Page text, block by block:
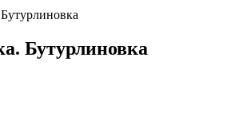
Бутурлиновка